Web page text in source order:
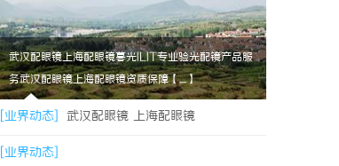
武汉配眼镜上海配眼镜暮光ILIT专业验光配镜产品服
务武汉配眼镜上海配眼镜资质保障【....】
[业界动态] 武汉配眼镜 上海配眼镜
[业界动态]